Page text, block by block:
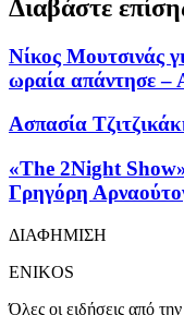
Διαβάστε
Νίκος Μουτσινάς
ωραία απάντησε –
Ασπασία
«The 2Night
Γρηγόρη
ΔΙΑΦΗΜΙΣΗ
ENIKOS
Όλες οι ειδήσεις από